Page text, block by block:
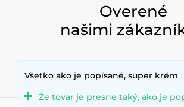
Overené
našimi
Všetko ako je popísané, super krém
Že tovar je presne taký, ako je